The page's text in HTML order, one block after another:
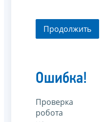
Продолжить
Ошибка!
Проверка
робота